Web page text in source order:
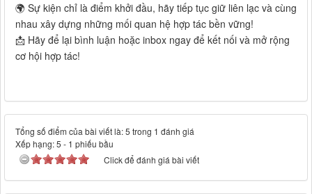
🌍 Sự kiện chỉ là điểm khởi đầu, hãy tiếp tục giữ liên lạc và cùng
nhau xây dựng những mối quan hệ hợp tác bền vững!
📩 Hãy để lại bình luận hoặc inbox ngay để kết nối và mở rộng
cơ hội hợp tác!
Tổng số điểm của bài viết là: 5 trong 1 đánh giá
Xếp hạng:5 - 1 phiếu bầu
Click để đánh giá bài viết